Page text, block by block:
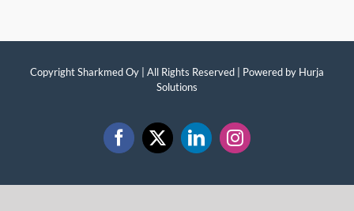
Copyright Sharkmed Oy | All Rights Reserved | Powered by Hurja
Solutions
Facebook
X LinkedInInstagram